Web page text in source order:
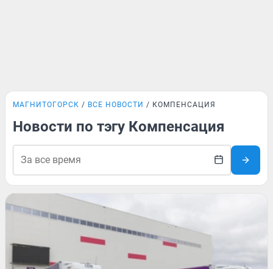
МАГНИТОГОРСК ВСЕ НОВОСТИ КОМПЕНСАЦИЯ
Новости по тэгу Компенсация